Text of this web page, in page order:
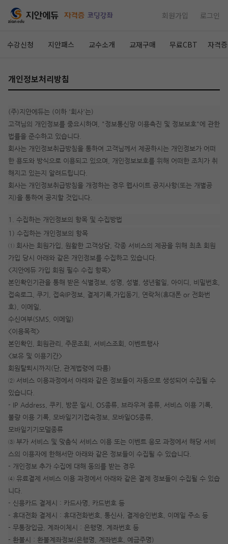
회원가입 로그인
수강신청 지안패스 교수소개 교재구매 무료CBT 자격
시 수강일 3일 자동 연장! 실기 87% 적중 신화 정
개인정보처리방침
(주)지안에듀는 (이하 '회사'는)
고객님의 개인정보를 중요시하며, "정보통신망 이용촉진 및 정보보호"에 관한
법률을 준수하고 있습니다.
회사는 개인정보취급방침을 통하여 고객님께서 제공하시는 개인정보가 어떠
한 용도와 방식으로 이용되고 있으며, 개인정보보호를 위해 어떠한 조치가 취
해지고 있는지 알려드립니다.
회사는 개인정보취급방침을 개정하는 경우 웹사이트 공지사항(또는 개별공
지)을 통하여 공지할 것입니다.
1. 수집하는 개인정보의 항목 및 수집방법
1) 수집하는 개인정보의 항목
① 회사는 회원가입, 원활한 고객상담, 각종 서비스의 제공을 위해 최초 회원
가입 당시 아래와 같은 개인정보를 수집하고 있습니다.
<지안에듀 가입 회원 필수 수집 항목>
본인확인기관을 통해 받은 식별정보, 성명, 성별, 생년월일, 아이디, 비밀번호,
접속로그, 쿠기, 접속IP정보, 결제기록,가입동기, 연락처(휴대폰 or 전화번
호), 이메일,
수신여부(SMS, 이메일)
<이용목적>
본인확인, 회원관리, 주문조회, 서비스조회, 이벤트행사
<보유 및 이용기간>
회원탈퇴시까지(단, 관계법령에 따름)
② 서비스 이용과정에서 아래와 같은 정보들이 자동으로 생성되어 수집될 수
있습니다.
- IP Address, 쿠키, 방문 일시, OS종류, 브라우져 종류, 서비스 이용 기록,
불량 이용 기록, 모바일기기접속정보, 모바일OS종류,
모바일기기모델종류
③ 부가 서비스 및 맞춤식 서비스 이용 또는 이벤트 응모 과정에서 해당 서비
스의 이용자에 한해서만 아래와 같은 정보들이 수집될 수 있습니다.
- 개인정보 추가 수집에 대해 동의를 받는 경우
④ 유료결제 서비스 이용 과정에서 아래와 같은 결제 정보들이 수집될 수 있습
니다.
- 신용카드 결제시 : 카드사명, 카드번호 등
- 휴대전화 결제시 : 휴대전화번호, 통신사, 결제승인번호, 이메일 주소 등
- 무통장입금, 계좌이체시 : 은행명, 계좌번호 등
- 환불시 : 환불계좌정보(은행명, 계좌번호, 예금주명)